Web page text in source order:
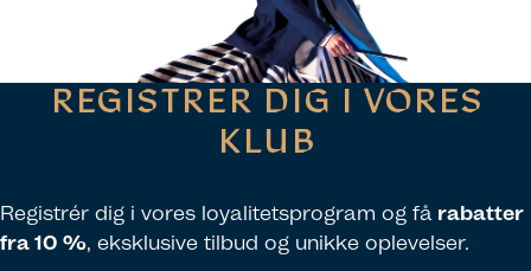
REGISTRER DIG I VORES
KLUB
Registrér dig i vores loyalitetsprogram og få rabatter
fra 10 %, eksklusive tilbud og unikke oplevelser.